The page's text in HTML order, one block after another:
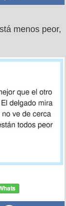
menos peor,